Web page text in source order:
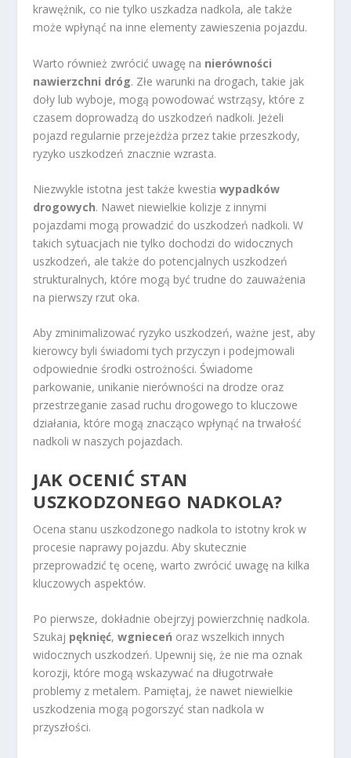
krawężnik, co nie tylko uszkadza nadkola, ale także
może wpłynąć na inne elementy zawieszenia pojazdu.
Warto również zwrócić uwagę na nierówności
nawierzchni dróg. Złe warunki na drogach, takie jak
doły lub wyboje, mogą powodować wstrząsy, które z
czasem doprowadzą do uszkodzeń nadkoli. Jeżeli
pojazd regularnie przejeżdża przez takie przeszkody,
ryzyko uszkodzeń znacznie wzrasta.
Niezwykle istotna jest także kwestiawypadków
drogowych. Nawet niewielkie kolizje z innymi
pojazdami mogą prowadzić do uszkodzeń nadkoli. W
takich sytuacjach nie tylko dochodzi do widocznych
uszkodzeń, ale także do potencjalnych uszkodzeń
strukturalnych, które mogą być trudne do zauważenia
na pierwszy rzut oka.
Aby zminimalizować ryzyko uszkodzeń, ważne jest, aby
kierowcy byli świadomi tych przyczyn i podejmowali
odpowiednie środki ostrożności. Świadome
parkowanie, unikanie nierówności na drodze oraz
przestrzeganie zasad ruchu drogowego to kluczowe
działania, które mogą znacząco wpłynąć na trwałość
nadkoli w naszych pojazdach.
JAK OCENIĆ STAN
USZKODZONEGO NADKOLA?
Ocena stanu uszkodzonego nadkola to istotny krok w
procesie naprawy pojazdu. Aby skutecznie
przeprowadzić tę ocenę, warto zwrócić uwagę na kilka
kluczowych aspektów.
Po pierwsze, dokładnie obejrzyj powierzchnię nadkola.
Szukaj pęknięć,wgnieceń oraz wszelkich innych
widocznych uszkodzeń. Upewnij się, że nie ma oznak
korozji, które mogą wskazywać na długotrwałe
problemy z metalem. Pamiętaj, że nawet niewielkie
uszkodzenia mogą pogorszyć stan nadkola w
przyszłości.